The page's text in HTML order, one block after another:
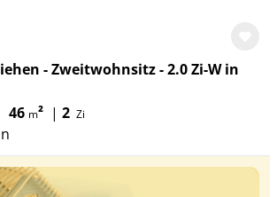
- Zweitwohnsitz - 2.0 Zi-W in
46 m² | 2 Zi